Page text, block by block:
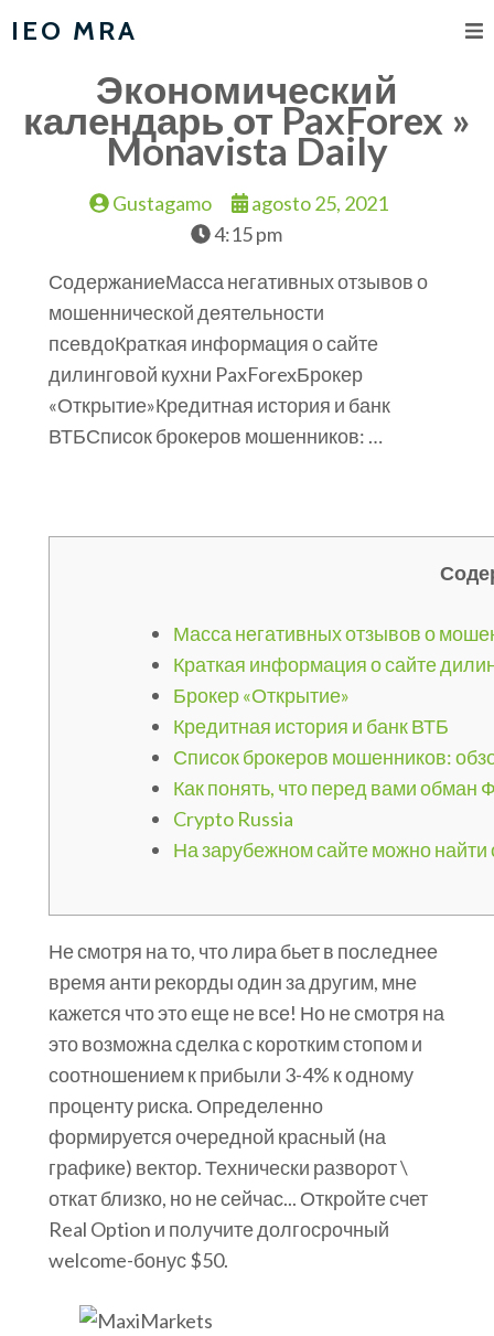
IEO MRA
Экономический
календарь от PaxForex »
Monavista Daily
Gustagamo
agosto 25, 2021
4:15 pm
СодержаниеМасса негативных отзывов о
мошеннической деятельности
псевдоКраткая информация о сайте
дилинговой кухни PaxForexБрокер
«Открытие»Кредитная история и банк
ВТБСписок брокеров мошенников: …
Масса негативных отзывов о
Краткая информация о сайте
Брокер «Открытие»
Кредитная история и банк ВТБ
Список брокеров мошенников:
Как понять, что перед вами обман
Crypto Russia
На зарубежном сайте можно
Не смотря на то, что лира бьет в последнее
время анти рекорды один за другим, мне
кажется что это еще не все! Но не смотря на
это возможна сделка с коротким стопом и
соотношением к прибыли 3-4% к одному
проценту риска. Определенно
формируется очередной красный (на
графике) вектор. Технически разворот \
откат близко, но не сейчас... Откройте счет
Real Option и получите долгосрочный
welcome-бонус $50.